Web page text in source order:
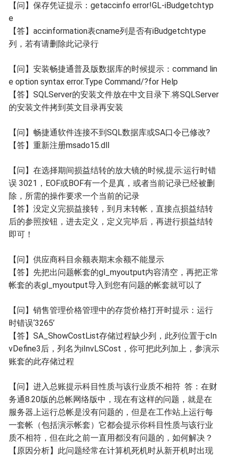
【问】保存凭证提示：getaccinfo error!GL-iBudgetchtyp
e
【答】accinformation表cname列是否有iBudgetchtype
列，若有请删除此记录行
【问】安装畅捷通普及版数据库的时候提示：command lin
e option syntax error.Type Command/?for Help
【答】SQLServer的安装文件放在中文目录下.将SQLServer
的安装文件拷到英文目录再安装
【问】畅捷通软件连接不到SQL数据库或SA口令已修改?
【答】重新注册msado15.dll
【问】在选择期间损益结转的放大镜的时候,提示:运行时错
误 3021，EOF或BOF有一个是真，或者当前记录已经被删
除，所需的操作要求一个当前的记录
【答】没定义完损益接转，到月末转帐，直接点损益结转
后的参照按钮，进去定义，定义完毕后，再进行损益结转
即可！
【问】供应商科目余额表期末余额不能显示
【答】 先把出问题帐套的gl_myoutput内容清空，再把正常
帐套的表gl_myoutput导入到您有问题的帐套就可以了
【问】销售管理价格管理中的存货价格打开时提示：运行
时错误‘3265’
【答】SA_ShowCostList存储过程缺少列，此列位置于cIn
vDefine3后，列名为iInvLSCost，你可把此列加上，参演示
账套的此存储过程
【问】进入总账提示科目性质与该行业质不相符 答：在财
务通8.20版的总帐网络版中，现在有这样的问题，就是在
服务器上运行总帐是没有问题的，但是在工作站上运行每
一套帐（包括演示帐套）它都会提示你科目性质与该行业
质不相符，但在此之前一直用都没有问题的，如何解决？
【原因分析】此问题经常在计算机死机时从新开机时出现